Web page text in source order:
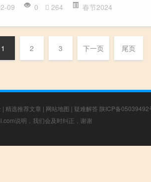
09 0 264 春节2024
1 2 3 下一页 尾页
| 精选推荐文章 | 网站地图 | 疑难解答 陕ICP备05039492
说明，我们会及时纠正，谢谢